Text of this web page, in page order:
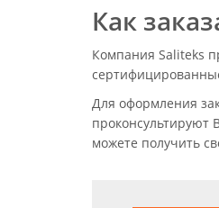
Как
Компания Saliteks
Для оформления
проконсультируют
можете получить